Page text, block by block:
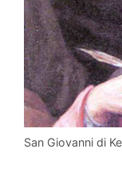
San Giovanni di